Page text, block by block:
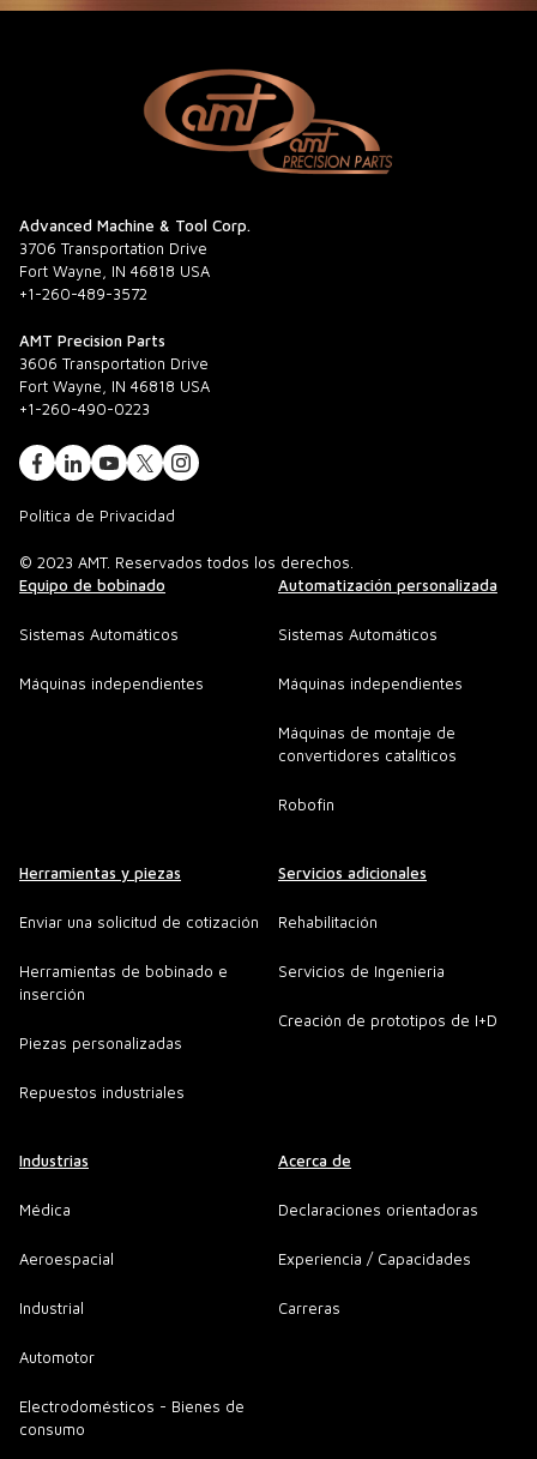
Advanced Machine & Tool Corp.
3706 Transportation Drive
Fort Wayne, IN 46818 USA
+1-260-489-3572
AMT Precision Parts
3606 Transportation Drive
Fort Wayne, IN 46818 USA
+1-260-490-0223
Política de Privacidad
© 2023 AMT. Reservados todos los derechos.
Equipo de bobinado
Sistemas Automáticos
Máquinas independientes
Automatización personalizada
Sistemas Automáticos
Máquinas independientes
Máquinas de montaje de
convertidores catalíticos
Robofin
Herramientas y piezas
Enviar una solicitud de cotización
Herramientas de bobinado e
inserción
Piezas personalizadas
Repuestos industriales
Servicios adicionales
Rehabilitación
Servicios de Ingenieria
Creación de prototipos de I+D
Industrias
Médica
Aeroespacial
Industrial
Automotor
Electrodomésticos - Bienes de
consumo
Acerca de
Declaraciones orientadoras
Experiencia / Capacidades
Carreras